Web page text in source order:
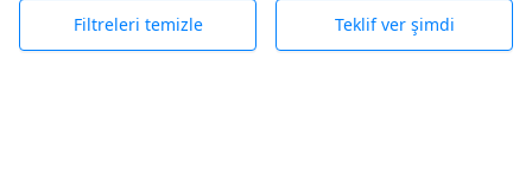
Filtreleri temizle Teklif ver şimdi